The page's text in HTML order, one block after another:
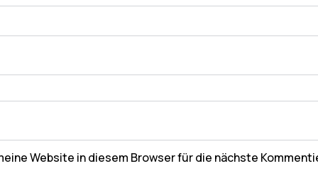
Website in diesem Browser für die nächste